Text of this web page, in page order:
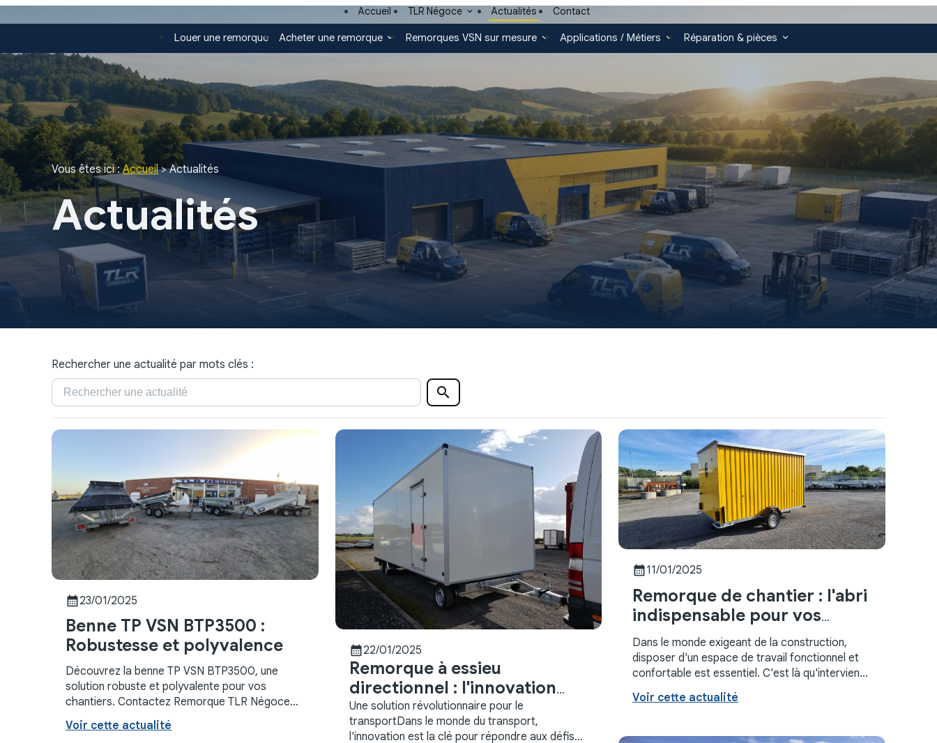
Accueil TLR Négoce Actualités Contact
Louer une remorque Acheter une remorque Remorques VSN sur mesure Applications / Métiers Réparation & pièces
Vous êtes ici : Accueil> Actualités
Actualités
Rechercher une actualité par mots clés :
calendar_month23/01/2025
Benne TP VSN BTP3500 :
Robustesse et polyvalence
Découvrez la benne TP VSN BTP3500, une
solution robuste et polyvalente pour vos
chantiers. Contactez Remorque TLR Négoce
pour un devis personnalisé !
Voir cette actualité
calendar_month22/01/2025
Remorque à essieu
directionnel : l'innovation
TLR Négoce
Une solution révolutionnaire pour le
transportDans le monde du transport,
l'innovation est la clé pour répondre aux défis
calendar_month11/01/2025
Remorque de chantier : l'abri
indispensable pour vos
projets
Dans le monde exigeant de la construction,
disposer d'un espace de travail fonctionnel et
confortable est essentiel. C'est là qu'intervient
pour tout ...
Voir cette actualité
Panneau de gestion des cookies